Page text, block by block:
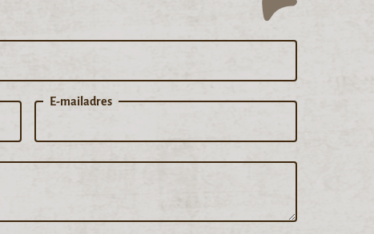
E-mailadres